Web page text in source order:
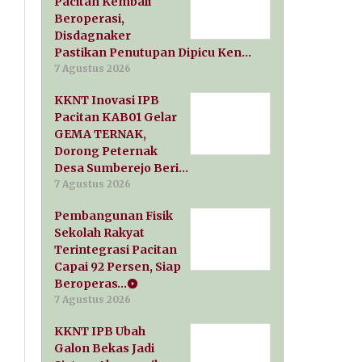
Beroperasi,
Disdagnaker
Pastikan Penutupan Dipicu Ken…
7 Agustus 2026
KKNT Inovasi IPB
Pacitan KAB01 Gelar
GEMA TERNAK,
Dorong Peternak
Desa Sumberejo Beri…
7 Agustus 2026
Pembangunan Fisik
Sekolah Rakyat
Terintegrasi Pacitan
Capai 92 Persen, Siap
Beroperas…
7 Agustus 2026
KKNT IPB Ubah
Galon Bekas Jadi